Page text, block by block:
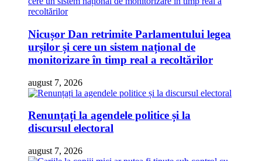
Nicușor Dan retrimite Parlamentului legea
urșilor și cere un sistem național de
monitorizare în timp real a recoltărilor
august 7, 2026
Renunțați la agendele politice și la
discursul electoral
august 7, 2026